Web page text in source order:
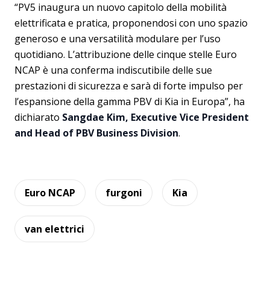
“PV5 inaugura un nuovo capitolo della mobilità
elettrificata e pratica, proponendosi con uno spazio
generoso e una versatilità modulare per l’uso
quotidiano. L’attribuzione delle cinque stelle Euro
NCAP è una conferma indiscutibile delle sue
prestazioni di sicurezza e sarà di forte impulso per
l’espansione della gamma PBV di Kia in Europa”, ha
dichiarato Sangdae Kim, Executive Vice President
and Head of PBV Business Division.
Euro NCAP furgoni Kia
van elettrici